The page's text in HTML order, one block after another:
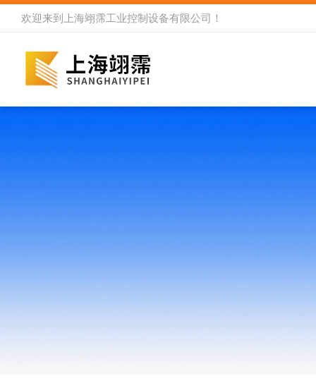
欢迎来到 上海翊霈工业控制设备有限公司 ！